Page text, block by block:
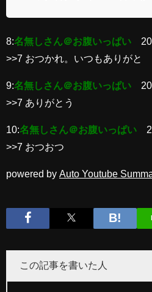
8:名無しさん＠お腹いっぱい
>>7 おつかれ。いつもありがと
9:名無しさん＠お腹いっぱい
>>7 ありがとう
10:名無しさん＠お腹いっぱい
>>7 おつおつ
powered by Auto Youtube
この記事を書いた人